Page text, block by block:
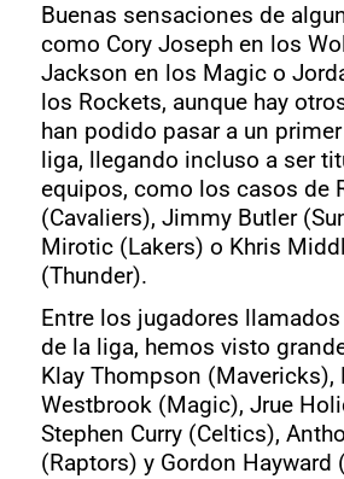
Buenas sensaciones de
como Cory Joseph en los
Jackson en los Magic o
los Rockets, aunque hay
han podido pasar a un
liga, llegando incluso a ser
equipos, como los casos de
(Cavaliers), Jimmy Butler
Mirotic (Lakers) o Khris
(Thunder).
Entre los jugadores
de la liga, hemos visto
Klay Thompson (Mavericks),
Westbrook (Magic), Jrue
Stephen Curry (Celtics),
(Raptors) y Gordon Hayward